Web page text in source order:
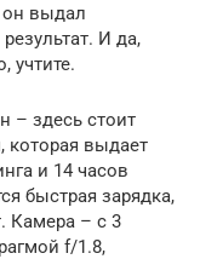
он выдал
И да,
учтите.
– здесь стоит
которая выдает
и 14 часов
быстрая зарядка,
Камера – с 3
f/1.8,